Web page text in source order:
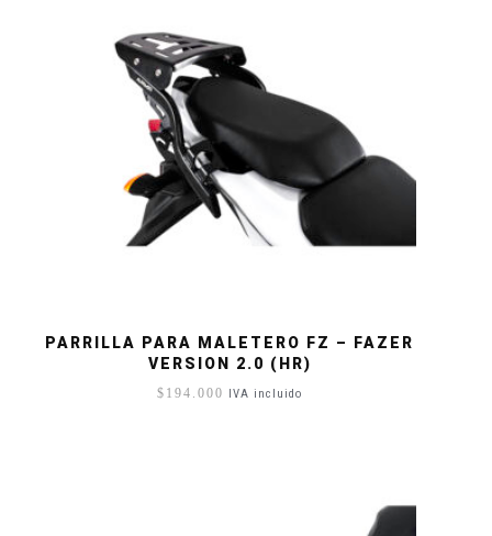
PARRILLA PARA MALETERO FZ – FAZER
VERSION 2.0 (HR)
$ 194.000 IVA incluido